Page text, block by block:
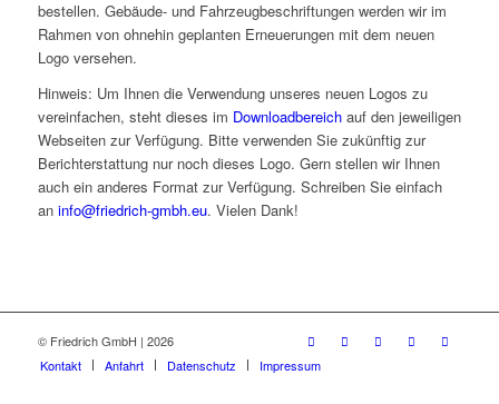
bestellen. Gebäude- und Fahrzeugbeschriftungen werden wir im
Rahmen von ohnehin geplanten Erneuerungen mit dem neuen
Logo versehen.
Hinweis: Um Ihnen die Verwendung unseres neuen Logos zu
vereinfachen, steht dieses im Downloadbereichauf den jeweiligen
Webseiten zur Verfügung. Bitte verwenden Sie zukünftig zur
Berichterstattung nur noch dieses Logo. Gern stellen wir Ihnen
auch ein anderes Format zur Verfügung. Schreiben Sie einfach
an info@friedrich-gmbh.eu. Vielen Dank!
© Friedrich GmbH | 2026
Kontakt
Anfahrt Datenschutz Impressum